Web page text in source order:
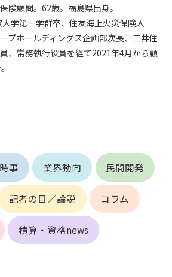
険顧問。62歳。福島県出身。
学第一学群卒、住友海上火災保険入
プホールディングス企画部次長、三井住
、常務執行役員を経て2021年4月から顧
事 業界動向 民間開発
記者の目／論説 コラム
積算・資格news
ードの管理）
理者が発行したIDおよびパスワードの使
て責任を負うものとします。
よびパスワードを、貸与、譲渡、売買、
、第三者に利用させることはできませ
含む）の使用等による損害について責任
理者は一切責任を負いません。
項）
上で以下の行為をしないものとしま
の著作権、その他知的所有権を侵害す
の財産、プライバシー等を侵害する行